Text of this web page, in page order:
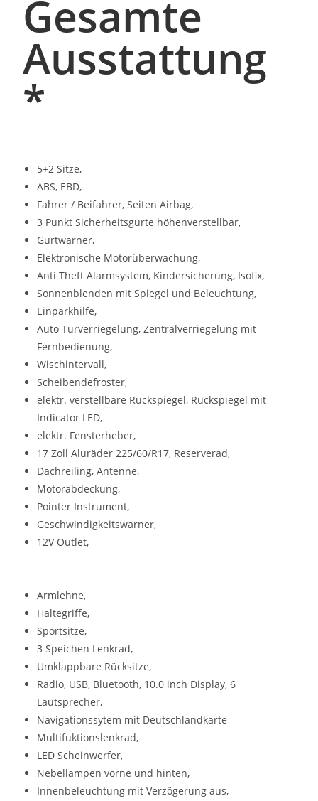
Gesamte
Ausstattung
*
5+2 Sitze,
ABS, EBD,
Fahrer / Beifahrer, Seiten Airbag,
3 Punkt Sicherheitsgurte höhenverstellbar,
Gurtwarner,
Elektronische Motorüberwachung,
Anti Theft Alarmsystem, Kindersicherung, Isofix,
Sonnenblenden mit Spiegel und Beleuchtung,
Einparkhilfe,
Auto Türverriegelung, Zentralverriegelung mit
Fernbedienung,
Wischintervall,
Scheibendefroster,
elektr. verstellbare Rückspiegel, Rückspiegel mit
Indicator LED,
elektr. Fensterheber,
17 Zoll Aluräder 225/60/R17, Reserverad,
Dachreiling, Antenne,
Motorabdeckung,
Pointer Instrument,
Geschwindigkeitswarner,
12V Outlet,
Armlehne,
Haltegriffe,
Sportsitze,
3 Speichen Lenkrad,
Umklappbare Rücksitze,
Radio, USB, Bluetooth, 10.0 inch Display, 6
Lautsprecher,
Navigationssytem mit Deutschlandkarte
Multifuktionslenkrad,
LED Scheinwerfer,
Nebellampen vorne und hinten,
Innenbeleuchtung mit Verzögerung aus,